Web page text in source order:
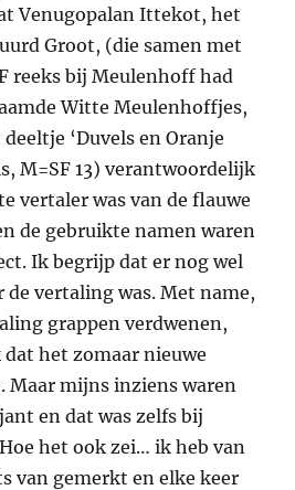
Venugopalan Ittekot, het
Groot, (die samen met
reeks bij Meulenhoff had
Witte Meulenhoffjes,
‘Duvels en Oranje
M=SF 13) verantwoordelijk
vertaler was van de flauwe
de gebruikte namen waren
Ik begrijp dat er nog wel
de vertaling was. Met name,
grappen verdwenen,
het zomaar nieuwe
Maar mijns inziens waren
en dat was zelfs bij
het ook zei… ik heb van
van gemerkt en elke keer